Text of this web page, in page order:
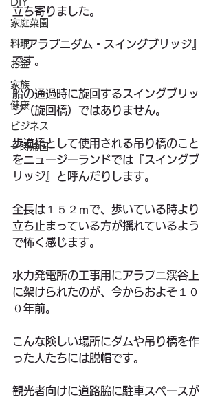
DIY
家庭菜園
料理
お金
家族
健康
ビジネス
一時帰国
立ち寄りました。
『アラプニダム・スイングブリッジ』
です。
船の通過時に旋回するスイングブリッ
ジ（旋回橋）ではありません。
歩道橋として使用される吊り橋のこと
をニュージーランドでは『スイングブ
リッジ』と呼んだりします。
全長は１５２ｍで、歩いている時より
立ち止まっている方が揺れているよう
で怖く感じます。
水力発電所の工事用にアラプニ渓谷上
に架けられたのが、今からおよそ１０
０年前。
こんな険しい場所にダムや吊り橋を作
った人たちには脱帽です。
観光者向けに道路脇に駐車スペースが